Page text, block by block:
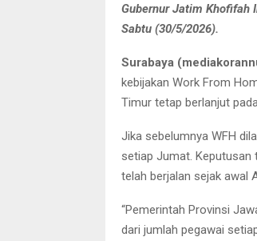
Gubernur Jatim Khofifah
Sabtu (30/5/2026).
Surabaya
kebijakan Work From
Timur tetap berlanjut
Jika sebelumnya WFH
setiap Jumat. Keputusan
telah berjalan sejak awal
“Pemerintah Provinsi
dari jumlah pegawai